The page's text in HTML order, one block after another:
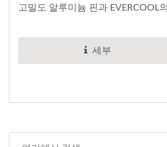
고밀도 알루미늄 핀과 EVERCOOL의
세부